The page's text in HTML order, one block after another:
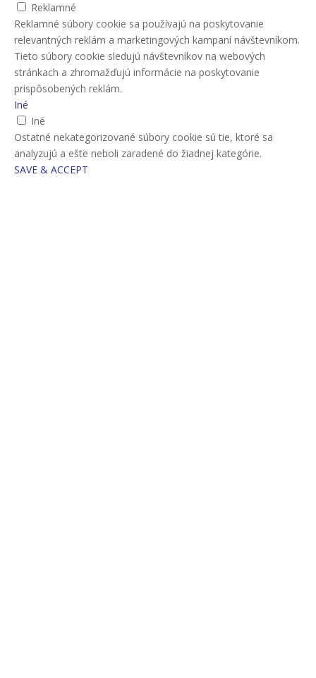
Reklamné
Reklamné súbory cookie sa používajú na poskytovanie
relevantných reklám a marketingových kampaní návštevníkom.
Tieto súbory cookie sledujú návštevníkov na webových
stránkach a zhromažďujú informácie na poskytovanie
prispôsobených reklám.
Iné
Iné
Ostatné nekategorizované súbory cookie sú tie, ktoré sa
analyzujú a ešte neboli zaradené do žiadnej kategórie.
SAVE & ACCEPT